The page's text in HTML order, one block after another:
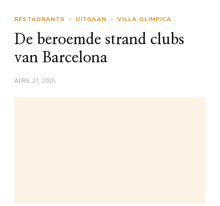
RESTAURANTS UITGAAN VILLA OLIMPICA
De beroemde strand clubs
van Barcelona
APRIL 27, 2025